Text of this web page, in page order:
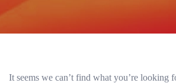
It seems we can’t find what you’re looking